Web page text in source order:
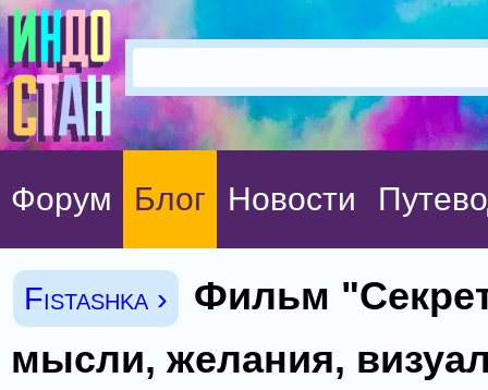
Форум Блог Новости
Fistashka ›
Фильм
мысли, желания,